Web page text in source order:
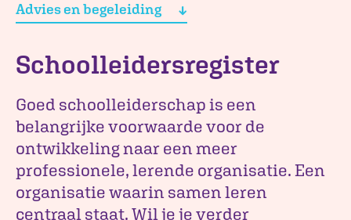
Advies en begeleiding
Schoolleidersregister
Goed schoolleiderschap is een
belangrijke voorwaarde voor de
ontwikkeling naar een meer
professionele, lerende organisatie. Een
organisatie waarin samen leren
centraal staat. Wil je je verder